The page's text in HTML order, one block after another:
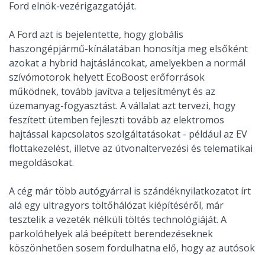
Ford elnök-vezérigazgatóját.
A Ford azt is bejelentette, hogy globális
haszongépjármű-kínálatában honosítja meg elsőként
azokat a hybrid hajtásláncokat, amelyekben a normál
szívómotorok helyett EcoBoost erőforrások
működnek, tovább javítva a teljesítményt és az
üzemanyag-fogyasztást. A vállalat azt tervezi, hogy
feszített ütemben fejleszti tovább az elektromos
hajtással kapcsolatos szolgáltatásokat - például az EV
flottakezelést, illetve az útvonaltervezési és telematikai
megoldásokat.
A cég már több autógyárral is szándéknyilatkozatot írt
alá egy ultragyors töltőhálózat kiépítéséről, már
tesztelik a vezeték nélküli töltés technológiáját. A
parkolóhelyek alá beépített berendezéseknek
köszönhetően sosem fordulhatna elő, hogy az autósok